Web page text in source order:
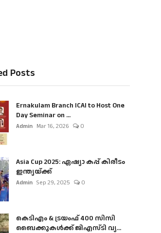
Posts
Ernakulam Branch ICAI to Host One
Day Seminar on ...
Admin Mar 16, 2026 0
Asia Cup 2025: ഏഷ്യാ കപ്പ് കിരീടം
ഇന്ത്യയ്ക്ക്
Admin Sep 29, 2025 0
കെടിഎം & ട്രയംഫ് 400 സിസി
ബൈക്കുകൾക്ക് ജിഎസ്ടി വ്യ...